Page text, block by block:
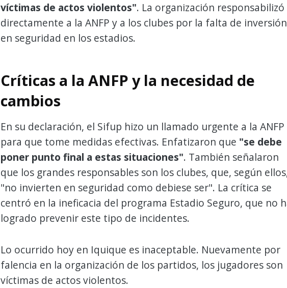
víctimas de actos violentos". La organización responsabilizó
directamente a la ANFP y a los clubes por la falta de inversión
en seguridad en los estadios.
Críticas a la ANFP y la necesidad de
cambios
En su declaración, el Sifup hizo un llamado urgente a la ANFP
para que tome medidas efectivas. Enfatizaron que "se debe
poner punto final a estas situaciones". También señalaron
que los grandes responsables son los clubes, que, según
"no invierten en seguridad como debiese ser". La crítica se
centró en la ineficacia del programa Estadio Seguro, que no
logrado prevenir este tipo de incidentes.
Lo ocurrido hoy en Iquique es inaceptable. Nuevamente por
falencia en la organización de los partidos, los jugadores son
víctimas de actos violentos.